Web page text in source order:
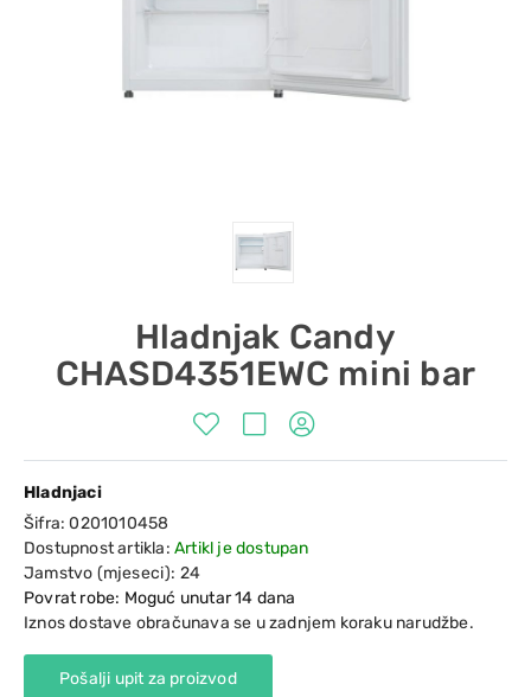
Hladnjak Candy
CHASD4351EWC mini bar
Hladnjaci
Šifra:0201010458
Dostupnost artikla: Artikl je dostupan
Jamstvo (mjeseci): 24
Povrat robe: Moguć unutar 14 dana
Iznos dostave obračunava se u zadnjem koraku narudžbe.
Pošalji upit za proizvod